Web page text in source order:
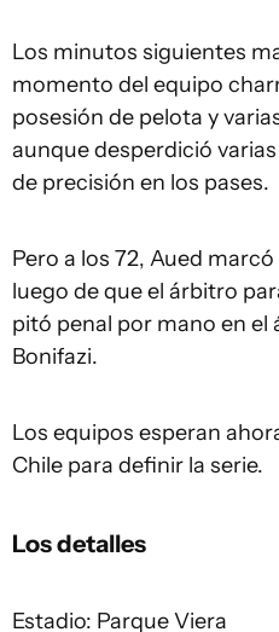
Los minutos siguientes
momento del equipo
posesión de pelota y
aunque desperdició
de precisión en los pases.
Pero a los 72, Aued
luego de que el árbitro
pitó penal por mano en el
Bonifazi.
Los equipos esperan
Chile para definir la serie.
Los detalles
Estadio: Parque Viera